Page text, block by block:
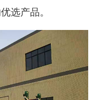
选产品。